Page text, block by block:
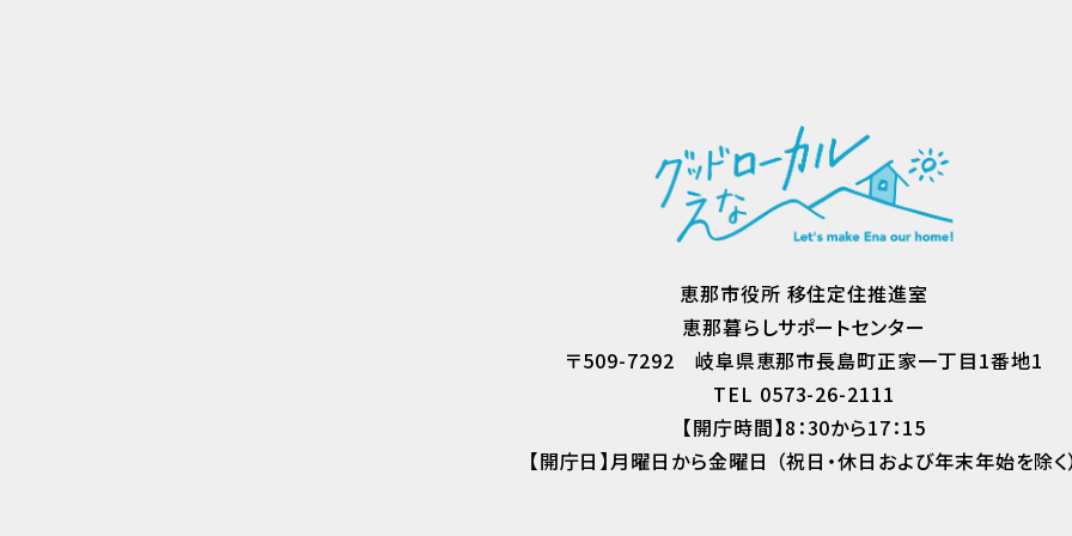
恵那市役所 移住定住推進室
恵那暮らしサポートセンター
〒509-7292 岐阜県恵那市長島町正家一丁目1番地1
TEL 0573-26-2111
【開庁時間】8：30から17：15
【開庁日】月曜日から金曜日 （祝日・休日および年末年始を除く